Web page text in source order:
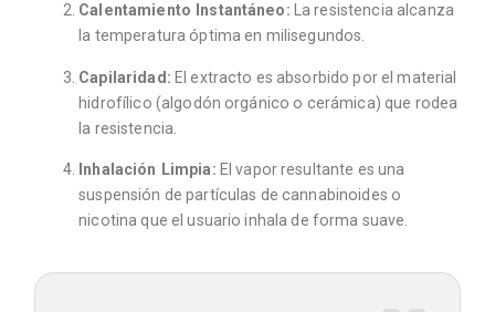
Calentamiento Instantáneo: La resistencia alcanza
la temperatura óptima en milisegundos.
Capilaridad: El extracto es absorbido por el material
hidrofílico (algodón orgánico o cerámica) que rodea
la resistencia.
Inhalación Limpia: El vapor resultante es una
suspensión de partículas de cannabinoides o
nicotina que el usuario inhala de forma suave.